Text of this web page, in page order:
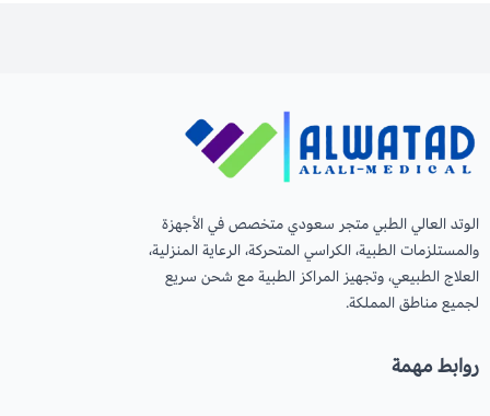
الوتد العالي الطبي متجر سعودي متخصص في الأجهزة
والمستلزمات الطبية، الكراسي المتحركة، الرعاية المنزلية،
العلاج الطبيعي، وتجهيز المراكز الطبية مع شحن سريع
لجميع مناطق المملكة.
روابط مهمة